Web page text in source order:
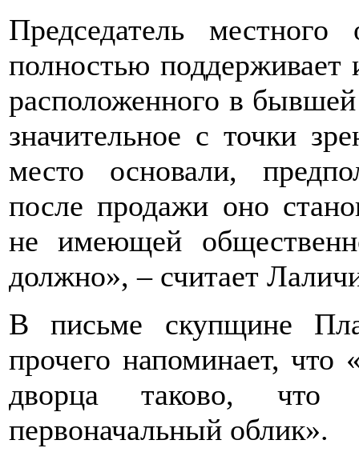
Председатель
полностью поддерживает
расположенного в
значительное с точки
место основали,
после продажи оно
не имеющей
должно», – считает
В письме скупщине
прочего напоминает, что
дворца таково,
первоначальный облик».